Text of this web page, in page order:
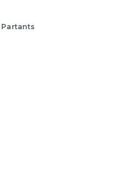
Partants